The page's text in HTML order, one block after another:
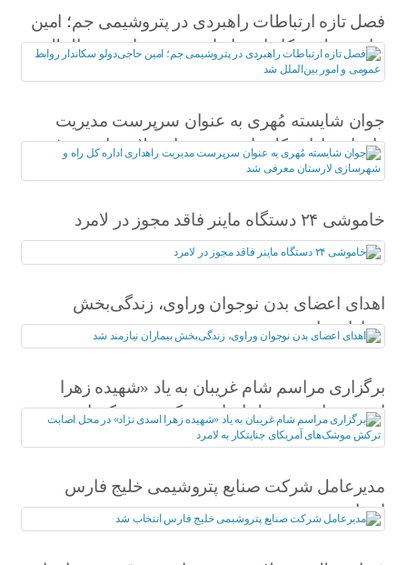
فصل تازه ارتباطات راهبردی در پتروشیمی جم؛ امین
حاجی‌دولو سکاندار روابط عمومی و امور بین‌الملل
شد
جوان شایسته مُهری به عنوان سرپرست مدیریت
راهداری اداره کل راه و شهرسازی لارستان معرفی
شد
خاموشی ۲۴ دستگاه ماینر فاقد مجوز در لامرد
اهدای اعضای بدن نوجوان وراوی، زندگی‌بخش
بیماران نیازمند شد
برگزاری مراسم شام غریبان به یاد «شهیده زهرا
اسدی نژاد» در محل اصابت ترکش موشک‌های
آمریکای جنایتکار به لامرد
مدیرعامل شرکت صنایع پتروشیمی خلیج فارس
انتخاب شد